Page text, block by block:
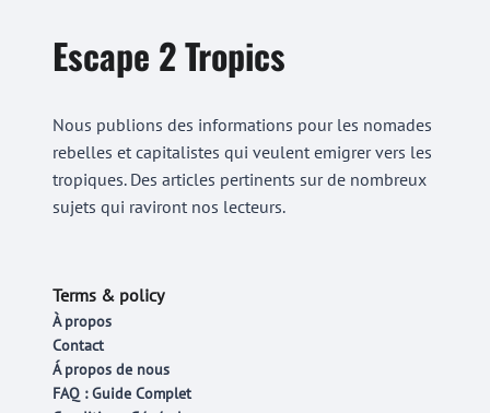
Escape 2 Tropics
Nous publions des informations pour les nomades
rebelles et capitalistes qui veulent emigrer vers les
tropiques. Des articles pertinents sur de nombreux
sujets qui raviront nos lecteurs.
Terms & policy
À propos
Contact
Á propos de nous
FAQ : Guide Complet